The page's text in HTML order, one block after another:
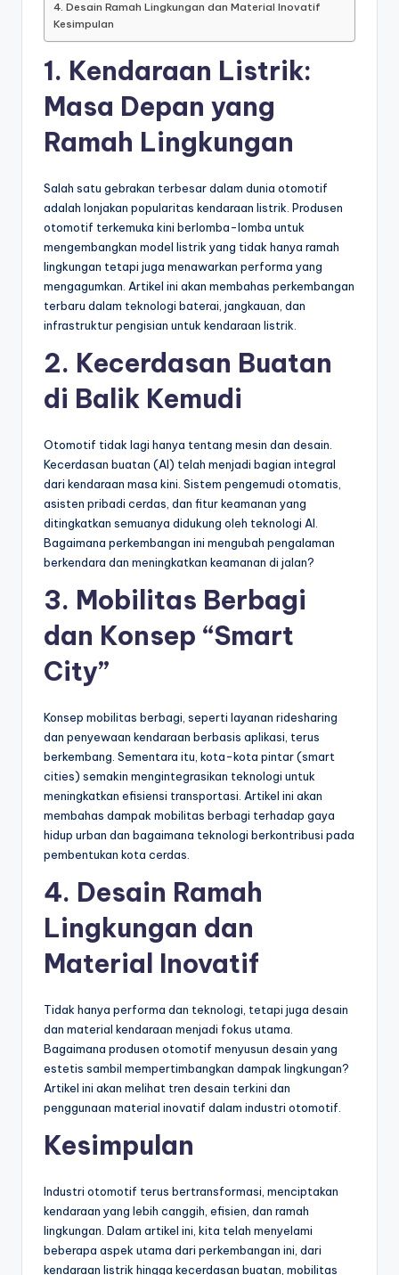
4. Desain Ramah Lingkungan dan Material Inovatif
Kesimpulan
1. Kendaraan Listrik:
Masa Depan yang
Ramah Lingkungan
Salah satu gebrakan terbesar dalam dunia otomotif
adalah lonjakan popularitas kendaraan listrik. Produsen
otomotif terkemuka kini berlomba-lomba untuk
mengembangkan model listrik yang tidak hanya ramah
lingkungan tetapi juga menawarkan performa yang
mengagumkan. Artikel ini akan membahas perkembangan
terbaru dalam teknologi baterai, jangkauan, dan
infrastruktur pengisian untuk kendaraan listrik.
2. Kecerdasan Buatan
di Balik Kemudi
Otomotif tidak lagi hanya tentang mesin dan desain.
Kecerdasan buatan (AI) telah menjadi bagian integral
dari kendaraan masa kini. Sistem pengemudi otomatis,
asisten pribadi cerdas, dan fitur keamanan yang
ditingkatkan semuanya didukung oleh teknologi AI.
Bagaimana perkembangan ini mengubah pengalaman
berkendara dan meningkatkan keamanan di jalan?
3. Mobilitas Berbagi
dan Konsep “Smart
City”
Konsep mobilitas berbagi, seperti layanan ridesharing
dan penyewaan kendaraan berbasis aplikasi, terus
berkembang. Sementara itu, kota-kota pintar (smart
cities) semakin mengintegrasikan teknologi untuk
meningkatkan efisiensi transportasi. Artikel ini akan
membahas dampak mobilitas berbagi terhadap gaya
hidup urban dan bagaimana teknologi berkontribusi pada
pembentukan kota cerdas.
4. Desain Ramah
Lingkungan dan
Material Inovatif
Tidak hanya performa dan teknologi, tetapi juga desain
dan material kendaraan menjadi fokus utama.
Bagaimana produsen otomotif menyusun desain yang
estetis sambil mempertimbangkan dampak lingkungan?
Artikel ini akan melihat tren desain terkini dan
penggunaan material inovatif dalam industri otomotif.
Kesimpulan
Industri otomotif terus bertransformasi, menciptakan
kendaraan yang lebih canggih, efisien, dan ramah
lingkungan. Dalam artikel ini, kita telah menyelami
beberapa aspek utama dari perkembangan ini, dari
kendaraan listrik hingga kecerdasan buatan, mobilitas